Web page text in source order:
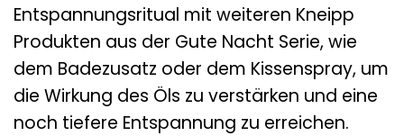
Entspannungsritual mit weiteren Kneipp
Produkten aus der Gute Nacht Serie, wie
dem Badezusatz oder dem Kissenspray, um
die Wirkung des Öls zu verstärken und eine
noch tiefere Entspannung zu erreichen.